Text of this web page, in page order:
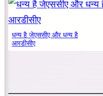
धन्य है जेएससीए और धन्य है
आरडीसीए